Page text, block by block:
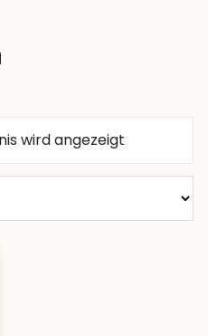
wird angezeigt